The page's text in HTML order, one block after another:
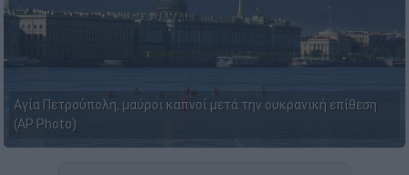
Αγία Πετρούπολη, μαύροι καπνοί μετά την ουκρανική επίθεση
(AP Photo)